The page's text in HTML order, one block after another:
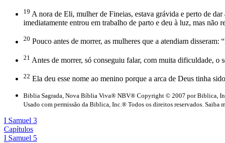
19 A nora de Eli, mulher de Fineias, estava grávida e perto de
imediatamente entrou em trabalho de parto e deu à luz, mas não
20 Pouco antes de morrer, as mulheres que a atendiam
21 Antes de morrer, só conseguiu falar, com muita dificuldade, o
22 Ela deu esse nome ao menino porque a arca de Deus tinha
Biblia Sagrada, Nova Bíblia Viva® NBV® Copyright © 2007 por Biblica,
Usado com permissão da Biblica, Inc.® Todos os direitos reservados. Saiba
I Samuel 3
Capítulos
I Samuel 5